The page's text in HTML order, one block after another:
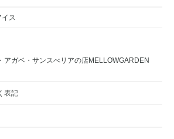
ス
アガベ・サンスべリアの店MELLOWGARDEN
表記